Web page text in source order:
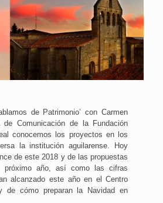
de Patrimonio’ con Carmen
de Comunicación de la Fundación
conocemos los proyectos en los
la institución aguilarense. Hoy
de este 2018 y de las propuestas
próximo año, así como las cifras
alcanzado este año en el Centro
de cómo preparan la Navidad en